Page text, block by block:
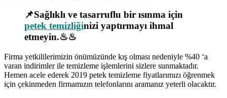
📌Sağlıklı ve tasarruflu bir ısınma için
petek temizliğinizi yaptırmayı ihmal
etmeyin.♨♨
Firma yetkililerimizin önümüzünde kış olması nedeniyle %40 ‘a
varan indirimler ile temizleme işlemlerini sizlere sunmaktadır.
Hemen acele ederek 2019 petek temizleme fiyatlarımızı öğrenmek
için çekinmeden firmamızın telefonlarını aramanız yeterli olacaktır.